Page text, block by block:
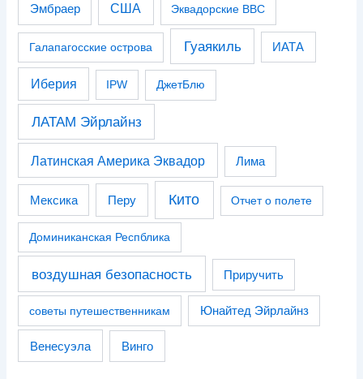
Эмбраер США Эквадорские ВВС
Галапагосские острова Гуаякиль ИАТА
Иберия IPW ДжетБлю
ЛАТАМ Эйрлайнз
Латинская Америка Эквадор Лима
Мексика Перу Кито Отчет о полете
Доминиканская Респблика
воздушная безопасность Приручить
советы путешественникам Юнайтед Эйрлайнз
Венесуэла Винго